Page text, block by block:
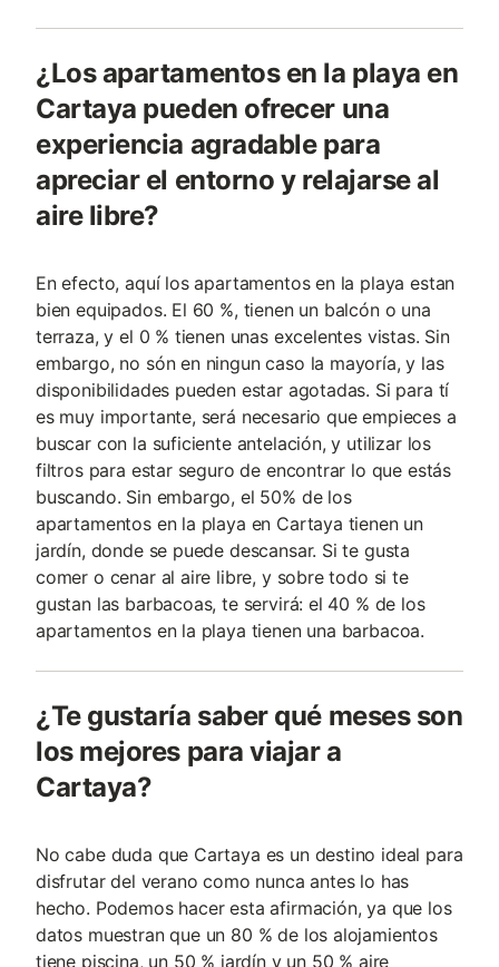
¿Los apartamentos en la playa en
Cartaya pueden ofrecer una
experiencia agradable para
apreciar el entorno y relajarse al
aire libre?
En efecto, aquí los apartamentos en la playa estan
bien equipados. El 60 %, tienen un balcón o una
terraza, y el 0 % tienen unas excelentes vistas. Sin
embargo, no són en ningun caso la mayoría, y las
disponibilidades pueden estar agotadas. Si para tí
es muy importante, será necesario que empieces a
buscar con la suficiente antelación, y utilizar los
filtros para estar seguro de encontrar lo que estás
buscando. Sin embargo, el 50% de los
apartamentos en la playa en Cartaya tienen un
jardín, donde se puede descansar. Si te gusta
comer o cenar al aire libre, y sobre todo si te
gustan las barbacoas, te servirá: el 40 % de los
apartamentos en la playa tienen una barbacoa.
¿Te gustaría saber qué meses son
los mejores para viajar a
Cartaya?
No cabe duda que Cartaya es un destino ideal para
disfrutar del verano como nunca antes lo has
hecho. Podemos hacer esta afirmación, ya que los
datos muestran que un 80 % de los alojamientos
tiene piscina, un 50 % jardín y un 50 % aire